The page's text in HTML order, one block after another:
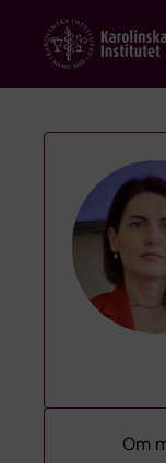
content
Om